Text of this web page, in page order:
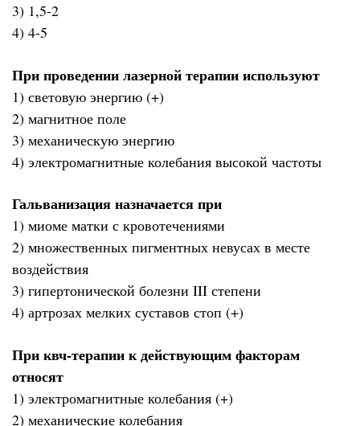
3) 1,5-2
4) 4-5
При проведении лазерной терапии используют
1) световую энергию (+)
2) магнитное поле
3) механическую энергию
4) электромагнитные колебания высокой частоты
Гальванизация назначается при
1) миоме матки с кровотечениями
2) множественных пигментных невусах в месте
воздействия
3) гипертонической болезни III степени
4) артрозах мелких суставов стоп (+)
При квч-терапии к действующим факторам
относят
1) электромагнитные колебания (+)
2) механические колебания